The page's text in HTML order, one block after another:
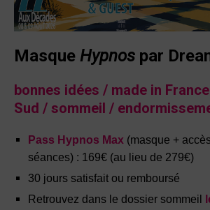
Masque Hypnos par
bonnes idées / made in
Sud / sommeil /
Pass Hypnos Max (masque +
séances) : 169€ (au lieu de 279€)
30 jours satisfait ou remboursé
Retrouvez dans le dossier sommeil